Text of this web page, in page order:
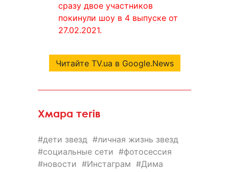
сразу двое участников
покинули шоу в 4 выпуске от
27.02.2021.
Читайте TV.ua в Google.News
Хмара тегів
дети звезд
личная жизнь звезд
социальные сети
фотосессия
новости
Инстаграм
Дима